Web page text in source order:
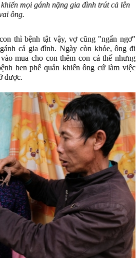
mọi gánh nặng gia đình trút cả lên
ông.
thì bệnh tật vậy, vợ cũng "ngẩn ngơ"
cả gia đình. Ngày còn khỏe, ông đi
mua cho con thêm con cá thế nhưng
hen phế quản khiến ông cứ làm việc
được.